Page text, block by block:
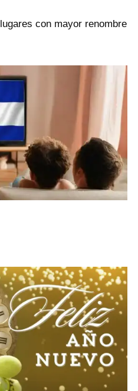
con mayor renombre